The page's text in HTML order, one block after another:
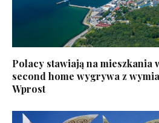
Polacy stawiają na mieszkania
second home wygrywa z
Wprost